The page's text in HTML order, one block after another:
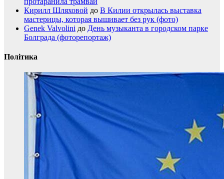
Кирилл Шляховой до В Килии открылась выставка
мастерицы, которая вышивает без рук (фото)
Genek Valvolini до День музыканта в городском парке
Болграда (фоторепортаж)
Політика